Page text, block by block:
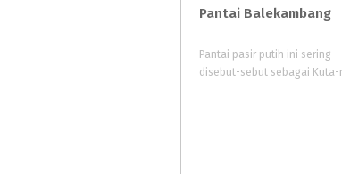
Pantai Balekambang
Pantai pasir putih ini sering